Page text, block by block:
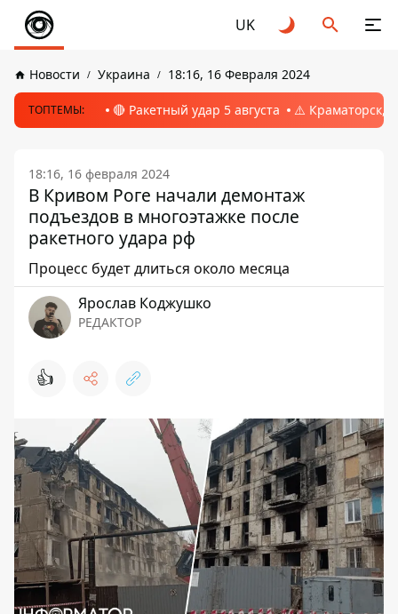
UK
Новости Украина 18:16, 16 Февраля 2024
ТОПТЕМЫ: 🔴 Ракетный удар 5 августа ⚠️ Краматорск,
18:16, 16 февраля 2024
В Кривом Роге начали демонтаж
подъездов в многоэтажке после
ракетного удара рф
Процесс будет длиться около месяца
Ярослав Коджушко
РЕДАКТОР
👍